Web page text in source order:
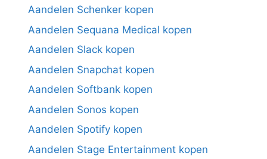
Aandelen Schenker kopen
Aandelen Sequana Medical kopen
Aandelen Slack kopen
Aandelen Snapchat kopen
Aandelen Softbank kopen
Aandelen Sonos kopen
Aandelen Spotify kopen
Aandelen Stage Entertainment kopen